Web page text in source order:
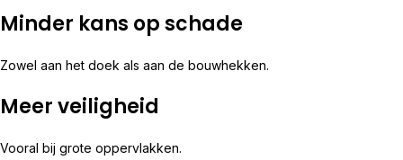
Minder kans op schade
Zowel aan het doek als aan de bouwhekken.
Meer veiligheid
Vooral bij grote oppervlakken.